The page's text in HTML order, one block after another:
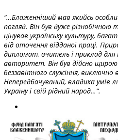
“…Блаженніший мав якийсь
погляд. Він був дуже
цінував українську культуру,
від оточення відданої праці.
дипломат, вчитель і приклад для
авторитет. Він був дійсно
беззавітного служіння, виключно
Непередбачуваний, владика умів
Україну і свій рідний народ…”.